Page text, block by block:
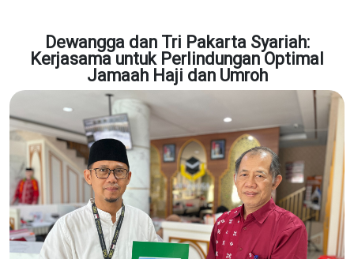
Dewangga dan Tri Pakarta Syariah:
Kerjasama untuk Perlindungan Optimal
Jamaah Haji dan Umroh